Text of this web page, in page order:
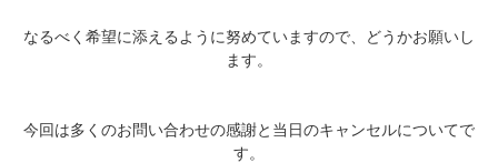
なるべく希望に添えるように努めていますので、どうかお願いし
ます。
今回は多くのお問い合わせの感謝と当日のキャンセルについてで
す。